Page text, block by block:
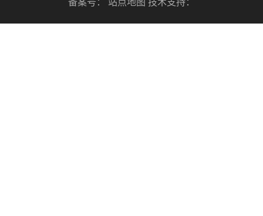
备案号： 站点地图 技术支持：